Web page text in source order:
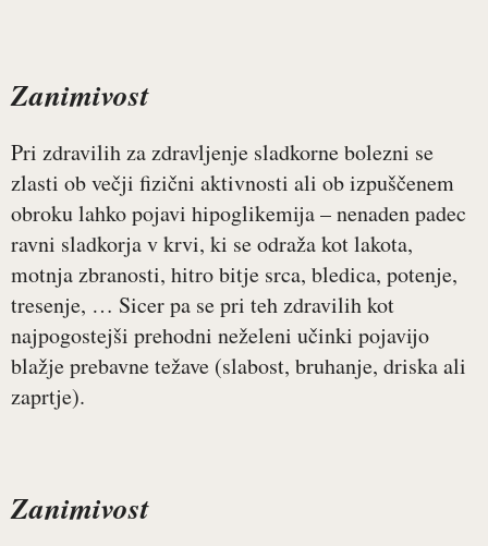
Zanimivost
Pri zdravilih za zdravljenje sladkorne bolezni se
zlasti ob večji fizični aktivnosti ali ob izpuščenem
obroku lahko pojavi hipoglikemija – nenaden padec
ravni sladkorja v krvi, ki se odraža kot lakota,
motnja zbranosti, hitro bitje srca, bledica, potenje,
tresenje, … Sicer pa se pri teh zdravilih kot
najpogostejši prehodni neželeni učinki pojavijo
blažje prebavne težave (slabost, bruhanje, driska ali
zaprtje).
Zanimivost